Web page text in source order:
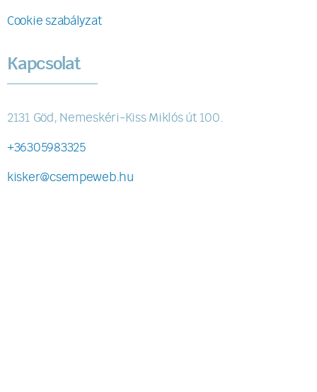
Cookie szabályzat
Kapcsolat
2131 Göd, Nemeskéri-Kiss Miklós út 100.
+36305983325
kisker@csempeweb.hu